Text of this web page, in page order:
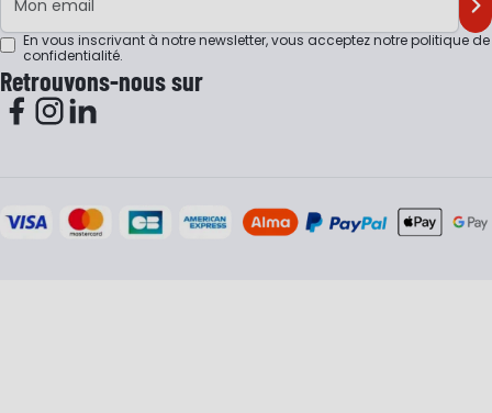
En vous inscrivant à notre newsletter, vous acceptez notrepolitique de
confidentialité.
Retrouvons-nous sur